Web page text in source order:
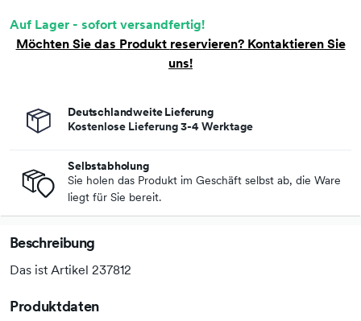
Auf Lager - sofort versandfertig!
Möchten Sie das Produkt reservieren? Kontaktieren Sie
uns!
Deutschlandweite Lieferung
Kostenlose Lieferung 3-4 Werktage
Selbstabholung
Sie holen das Produkt im Geschäft selbst ab, die Ware
liegt für Sie bereit.
Beschreibung
Das ist Artikel 237812
Produktdaten